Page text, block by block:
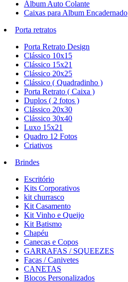
Álbum Auto Colante
Caixas para Album Encadernado
Porta retratos
Porta Retrato Design
Clássico 10x15
Clássico 15x21
Clássico 20x25
Clássico ( Quadradinho )
Porta Retrato ( Caixa )
Duplos ( 2 fotos )
Clássico 20x30
Clássico 30x40
Luxo 15x21
Quadro 12 Fotos
Criativos
Brindes
Escritório
Kits Corporativos
kit churrasco
Kit Casamento
Kit Vinho e Queijo
Kit Batismo
Chapéu
Canecas e Copos
GARRAFAS / SQUEEZES
Facas / Canivetes
CANETAS
Blocos Personalizados